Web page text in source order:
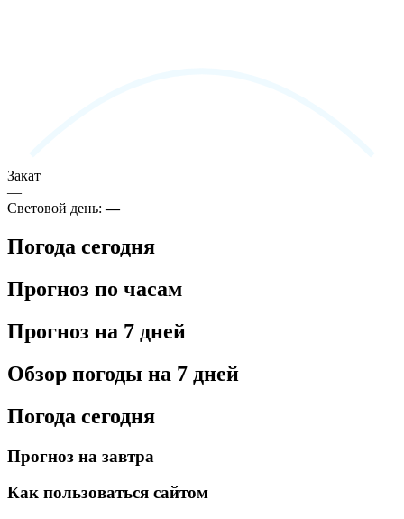
Закат
—
Световой день:—
Погода сегодня
Прогноз по часам
Прогноз на 7 дней
Обзор погоды на 7 дней
Погода сегодня
Прогноз на завтра
Как пользоваться сайтом